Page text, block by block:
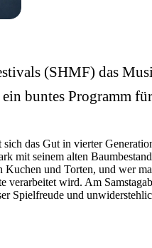
(SHMF) das
buntes Programm
das Gut in vierter
mit seinem alten
Kuchen und Torten, und wer
wird. Am
und